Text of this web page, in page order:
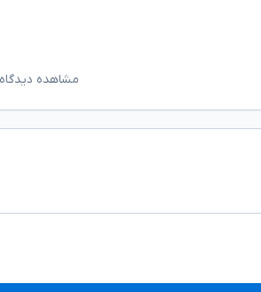
مشاهده